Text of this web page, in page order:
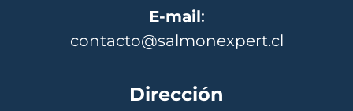
E-mail:
contacto@salmonexpert.cl
Dirección